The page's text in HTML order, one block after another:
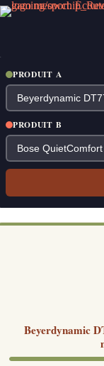
Passer
au
PRODUIT A
PRODUIT B
Beyerdynamic